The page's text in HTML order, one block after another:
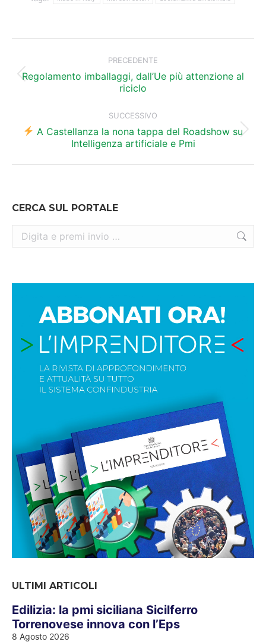
PRECEDENTE
Post
precedente:
Regolamento imballaggi, dall’Ue più attenzione al
riciclo
SUCCESSIVO
Prossimo
post:
A Castellanza la nona tappa del Roadshow su
Intelligenza artificiale e Pmi
CERCA SUL PORTALE
Cerca:
ULTIMI ARTICOLI
Edilizia: la pmi siciliana Sicilferro
Torrenovese innova con l’Eps
8 Agosto 2026